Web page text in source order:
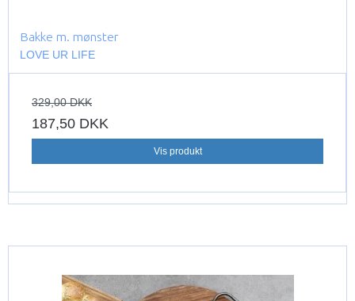
Bakke m. mønster
LOVE UR LIFE
329,00 DKK
187,50 DKK
Vis produkt